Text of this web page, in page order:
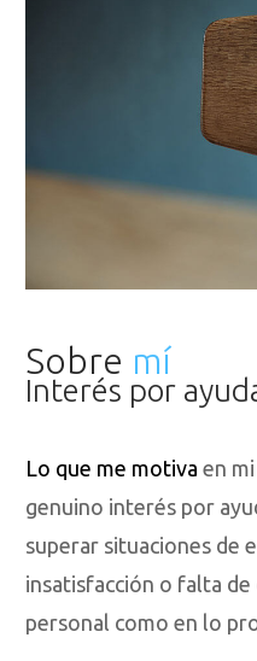
Sobre mí
Interés por
Lo que me motivaen
genuino interés por
superar situaciones de
insatisfacción o falta
personal como en lo